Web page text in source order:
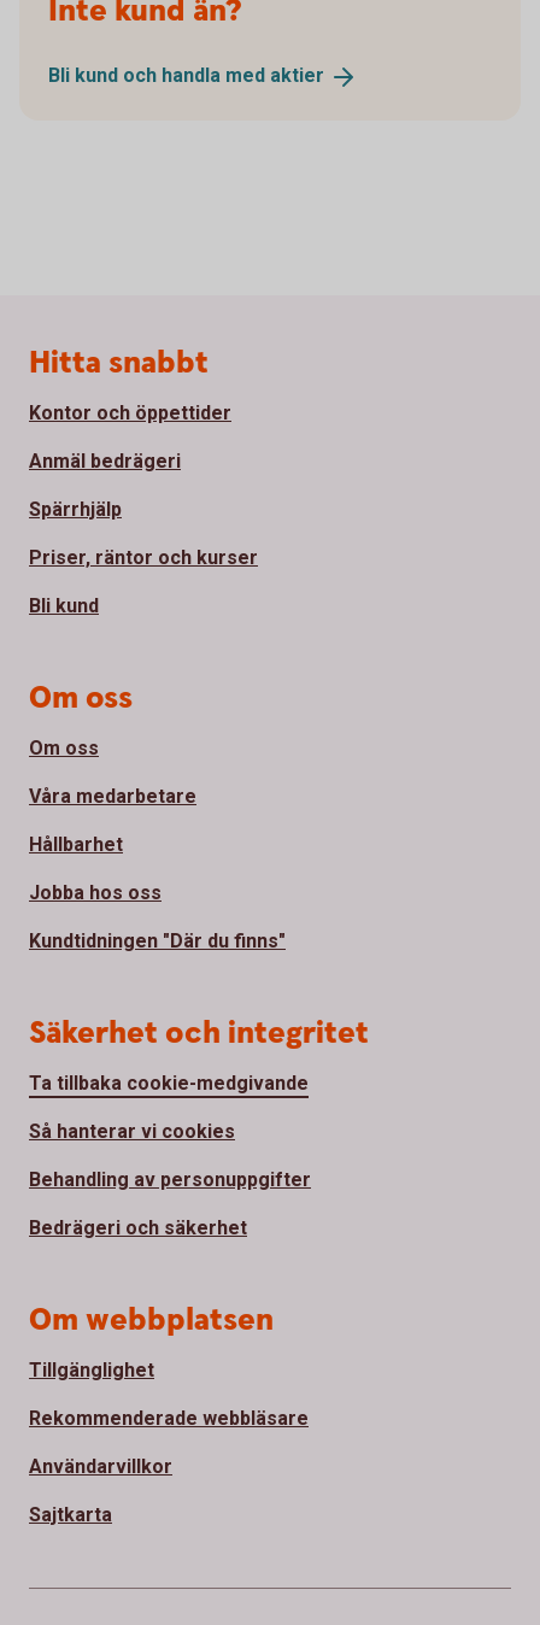
Inte kund än?
Bli kund och handla med aktier
Sidfot
Hitta snabbt
Kontor och öppettider
Anmäl bedrägeri
Spärrhjälp
Priser, räntor och kurser
Bli kund
Om oss
Om oss
Våra medarbetare
Hållbarhet
Jobba hos oss
Kundtidningen "Där du finns"
Säkerhet och integritet
Ta tillbaka cookie-medgivande
Så hanterar vi cookies
Behandling av personuppgifter
Bedrägeri och säkerhet
Om webbplatsen
Tillgänglighet
Rekommenderade webbläsare
Användarvillkor
Sajtkarta